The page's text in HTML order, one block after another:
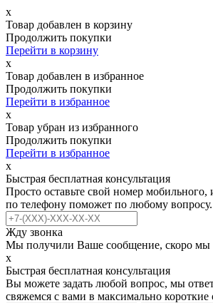
х
Товар добавлен в корзину
Продолжить покупки
Перейти в корзину
х
Товар добавлен в избранное
Продолжить покупки
Перейти в избранное
х
Товар убран из избранного
Продолжить покупки
Перейти в избранное
х
Быстрая бесплатная консультация
Просто оставьте свой номер мобильного,
по телефону поможет по любому вопросу.
Жду звонка
Мы получили Ваше сообщение, скоро мы
х
Быстрая бесплатная консультация
Вы можете задать любой вопрос, мы
свяжемся с вами в максимально короткие